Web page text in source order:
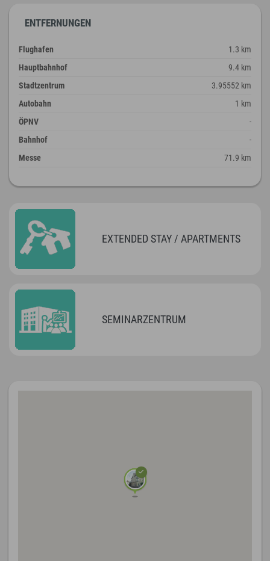
ENTFERNUNGEN
Flughafen
1.3 km
Hauptbahnhof
9.4 km
Stadtzentrum
3.95552 km
Autobahn
1 km
ÖPNV
-
Bahnhof
-
Messe
71.9 km
EXTENDED STAY / APARTMENTS
SEMINARZENTRUM